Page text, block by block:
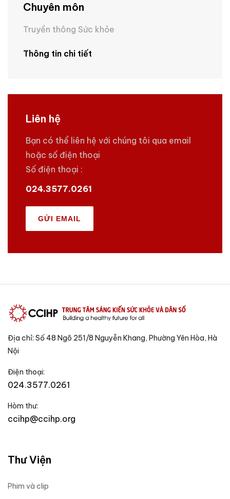
Chuyên môn
Truyền thông Sức khỏe
Thông tin chi tiết
Liên hệ
Bạn có thể liên hệ với chúng tôi qua email
hoặc số điện thoại
Số điện thoại :
024.3577.0261
GỬI EMAIL
Địa chỉ: Số 48 Ngõ 251/8 Nguyễn Khang, Phường Yên Hòa, Hà
Nội
Điện thoại:
024.3577.0261
Hòm thư:
ccihp@ccihp.org
Thư Viện
Phim và clip